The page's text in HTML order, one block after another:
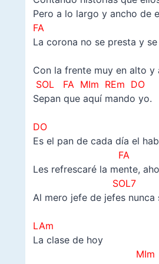
Pero a lo largo y ancho de
FA
La corona no se presta y
Con la frente muy en alto y
SOL FA MIm REm DO
Sepan que aquí mando yo.
DO
Es el pan de cada día el
FA
Les refrescaré la mente,
SOL7
Al mero jefe de jefes nunca
LAm
La clase de hoy
MIm